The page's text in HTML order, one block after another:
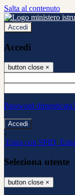
Salta al contenuto
Accedi
Accedi
button close ×
Password
-
Entra con SPID
Seleziona utente
button close ×